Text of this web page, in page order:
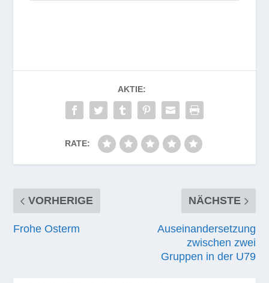
AKTIE:
RATE:
VORHERIGE
Frohe Osterm
NÄCHSTE
Auseinandersetzung
zwischen zwei
Gruppen in der U79